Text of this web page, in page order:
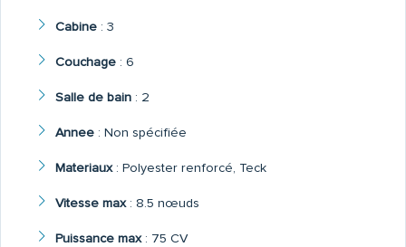
Cabine: 3
Couchage: 6
Salle de bain: 2
Annee: Non spécifiée
Materiaux: Polyester renforcé, Teck
Vitesse max: 8.5 nœuds
Puissance max: 75 CV